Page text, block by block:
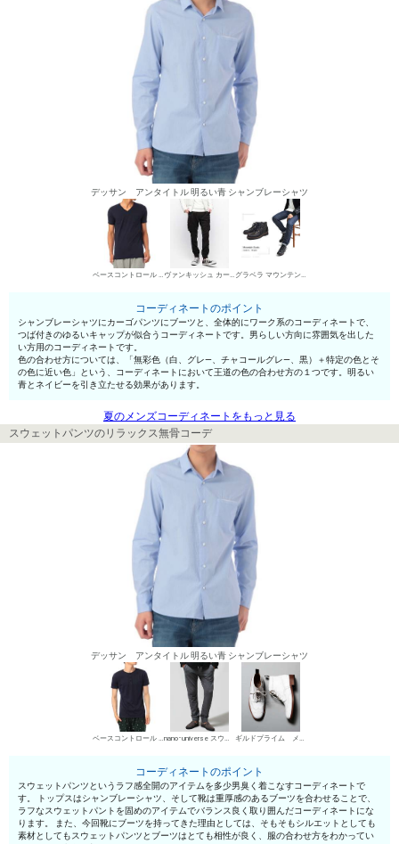
デッサン アンタイトル 明るい青 シャンブレーシャツ
ベースコントロール VネックTシャツ ヴァンキッシュ カーゴパンツ グラベラ マウンテンブーツ
コーディネートのポイント
シャンブレーシャツにカーゴパンツにブーツと、全体的にワーク系のコーディネートで、
つば付きのゆるいキャップが似合うコーディネートです。男らしい方向に雰囲気を出した
い方用のコーディネートです。
色の合わせ方については、「無彩色（白、グレ—、チャコールグレ—、黒）＋特定の色とそ
の色に近い色」という、コーディネートにおいて王道の色の合わせ方の１つです。明るい
青とネイビーを引き立たせる効果があります。
夏のメンズコーディネートをもっと見る
スウェットパンツのリラックス無骨コーデ
デッサン アンタイトル 明るい青 シャンブレーシャツ
ベースコントロール ヘンリーネックTシャツ nano･universe スウェットパンツ ギルドプライム メンズ ワークブーツ
コーディネートのポイント
スウェットパンツというラフ感全開のアイテムを多少男臭く着こなすコーディネートで
す。 トップスはシャンブレーシャツ、そして靴は重厚感のあるブーツを合わせることで、
ラフなスウェットパントを固めのアイテムでバランス良く取り囲んだコーディネートにな
ります。 また、今回靴にブーツを持ってきた理由としては、そもそもシルエットとしても
素材としてもスウェットパンツとブーツはとても相性が良く、服の合わせ方をわかってい